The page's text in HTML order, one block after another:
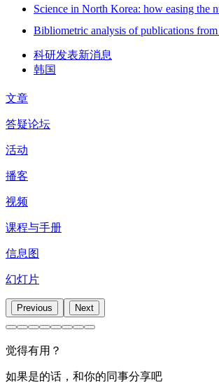
Science in North Korea: how easing the
Bibliometric analysis of publications
科研发表新消息
韩国
文章
答疑论坛
活动
播客
视频
课程与手册
信息图
幻灯片
Previous Next
觉得有用？
如果是的话，和你的同事分享吧